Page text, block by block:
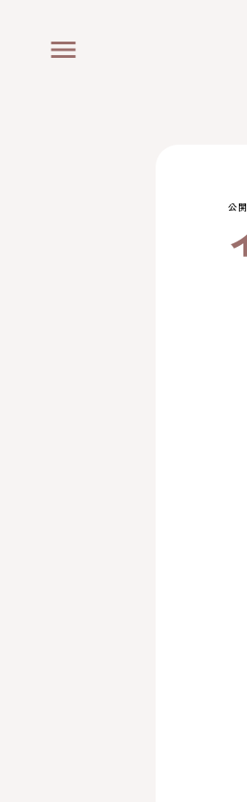
menu
公